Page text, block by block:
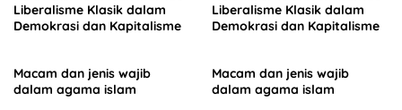
Liberalisme Klasik dalam
Demokrasi dan Kapitalisme
Liberalisme Klasik dalam
Demokrasi dan Kapitalisme
Macam dan jenis wajib
dalam agama islam
Macam dan jenis wajib
dalam agama islam